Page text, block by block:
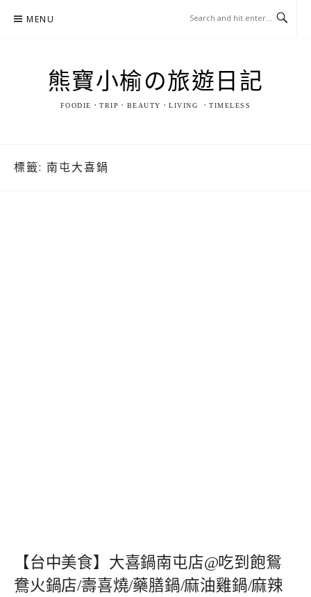
MENU
熊寶小榆の旅遊日記
FOODIE．TRIP．BEAUTY．LIVING ．TIMELESS
標籤: 南屯大喜鍋
【台中美食】大喜鍋南屯店@吃到飽鴛
鴦火鍋店/壽喜燒/藥膳鍋/麻油雞鍋/麻辣